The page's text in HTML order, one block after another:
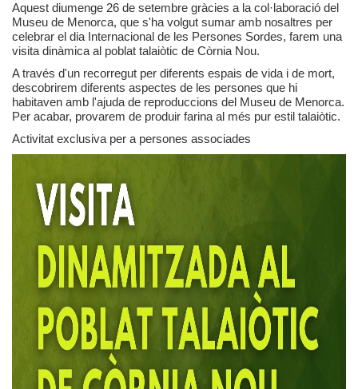
Privacidad y uso de cookies
Mapa de la Web
Aquest diumenge 26 de setembre gràcies a la col·laboració del
Museu de Menorca, que s'ha volgut sumar amb nosaltres per
celebrar el dia Internacional de les Persones Sordes, farem una
visita dinàmica al poblat talaiòtic de Còrnia Nou.
A través d'un recorregut per diferents espais de vida i de mort,
descobrirem diferents aspectes de les persones que hi
habitaven amb l'ajuda de reproduccions del Museu de Menorca.
Per acabar, provarem de produir farina al més pur estil talaiòtic.
Activitat exclusiva per a persones associades